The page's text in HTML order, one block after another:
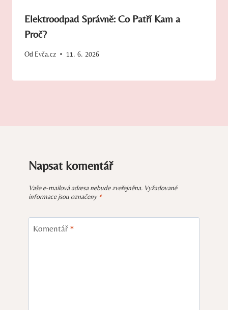
Elektroodpad Správně: Co Patří Kam a
Proč?
Od Evča.cz 11. 6. 2026
Napsat komentář
Vaše e-mailová adresa nebude zveřejněna. Vyžadované
informace jsou označeny *
Komentář *